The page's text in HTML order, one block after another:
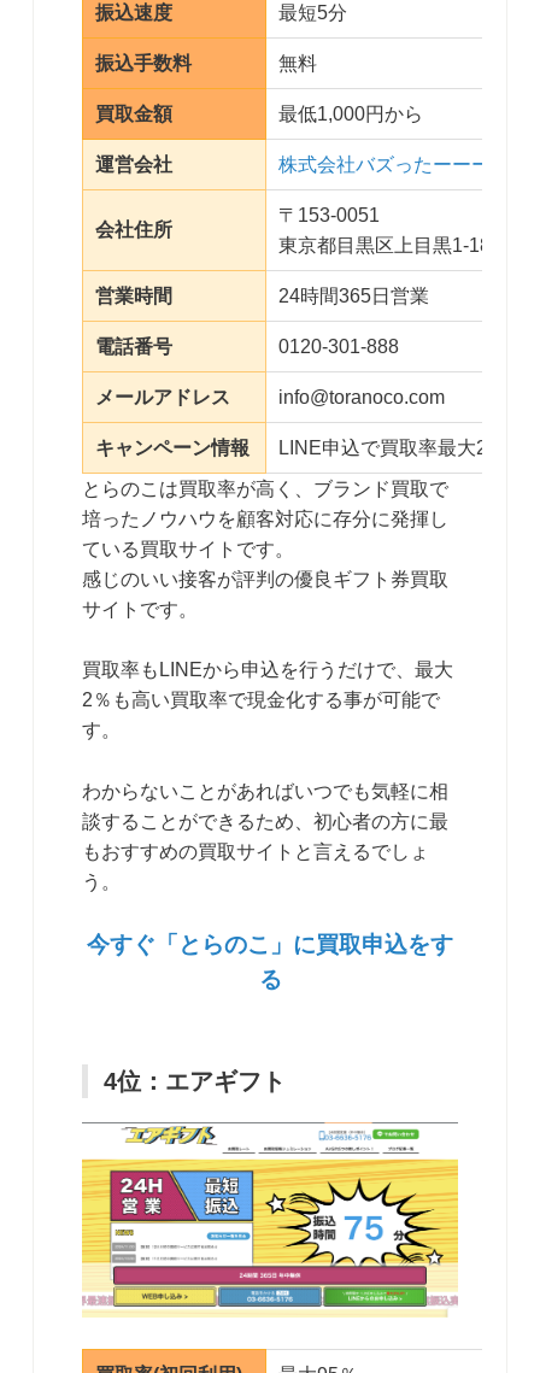
振込速度 最短5分
振込手数料 無料
買取金額 最低1,000円から
運営会社 株式会社バズったーーー
会社住所
〒153-0051
東京都目黒区上目黒1-18-11
営業時間 24時間365日営業
電話番号 0120-301-888
メールアドレス info@toranoco.com
キャンペーン情報
LINE申込で買取率最大2％ア
とらのこは買取率が高く、ブランド買取で
培ったノウハウを顧客対応に存分に発揮し
ている買取サイトです。
感じのいい接客が評判の優良ギフト券買取
サイトです。
買取率もLINEから申込を行うだけで、最大
2％も高い買取率で現金化する事が可能で
す。
わからないことがあればいつでも気軽に相
談することができるため、初心者の方に最
もおすすめの買取サイトと言えるでしょ
う。
今すぐ「とらのこ」に買取申込をす
る
4位：エアギフト